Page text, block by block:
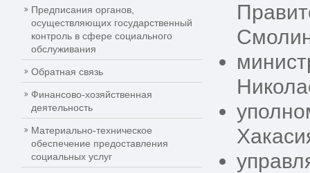
Предписания органов,
осуществляющих государственный
контроль в сфере социального
обслуживания
Обратная связь
Финансово-хозяйственная
деятельность
Материально-техническое
обеспечение предоставления
социальных услуг